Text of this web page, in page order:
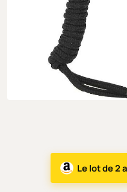
Le lot de 2